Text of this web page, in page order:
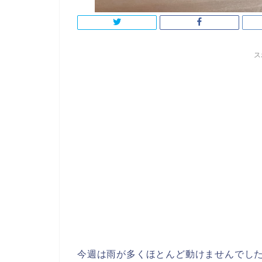
今週は雨が多くほとんど動けませんでし